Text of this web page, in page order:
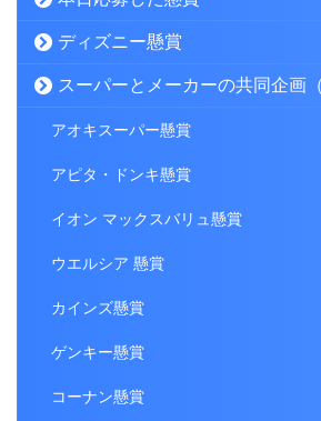
ディズニー懸賞
スーパーとメーカーの共同企画
アオキスーパー懸賞
アピタ・ドンキ懸賞
イオン マックスバリュ懸賞
ウエルシア 懸賞
カインズ懸賞
ゲンキー懸賞
コーナン懸賞